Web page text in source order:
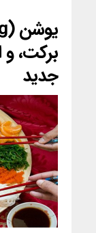
برکت،
جدید